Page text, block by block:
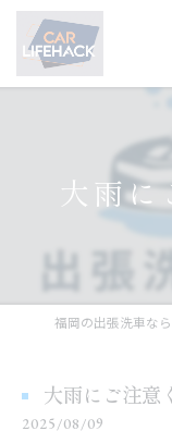
大雨
大雨にご注意
2025/08/09